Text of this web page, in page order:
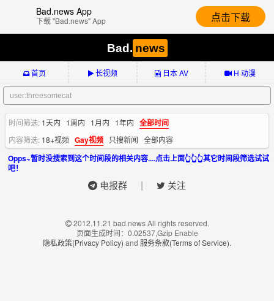
Bad.news App
下载 "Bad.news" App 点击下载
Bad. news
首页 长视频 日本 AV H 动漫
时间筛选: 1天内 1周内 1月内 1年内 全部时间
内容筛选: 18+视频 Gay视频 只搜新闻 全部内容
Opps~暂时没搜索到这个时间段的相关内容....点击上面👆👆👆其它时间段筛选试试
吧！
电报群 | 关注
2012.11.21 bad.news All rights reserved.
页面生成时间：0.02537,Gzip Enable
隐私政策(Privacy Policy) and 服务条款(Terms of Service).